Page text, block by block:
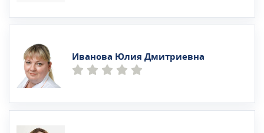
Иванова Юлия Дмитриевна